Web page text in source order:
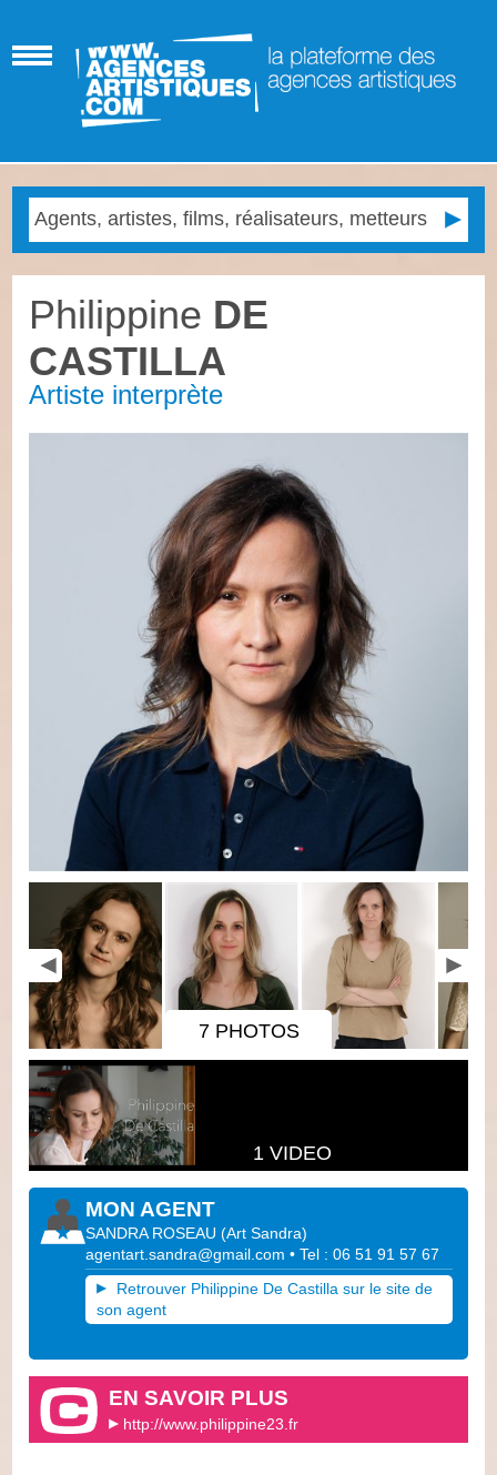
Philippine DE
CASTILLA
Artiste interprète
7 PHOTOS
1 VIDEO
MON AGENT
SANDRA ROSEAU (Art Sandra)
agentart.sandra@gmail.com • Tel : 06 51 91 57 67
Retrouver Philippine De Castilla sur le site de
son agent
EN SAVOIR PLUS
http://www.philippine23.fr